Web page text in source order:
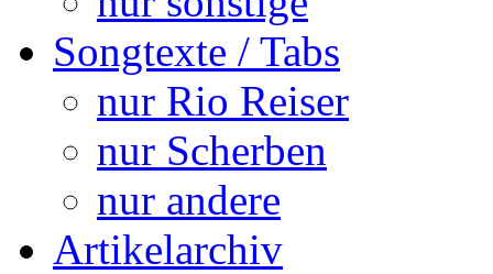
Songtexte / Tabs
nur Rio Reiser
nur Scherben
nur andere
Artikelarchiv